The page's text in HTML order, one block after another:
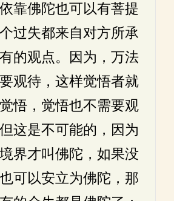
靠佛陀也可以有菩提
过失都来自对方所承
的观点。因为，万法
观待，这样觉悟者就
悟，觉悟也不需要观
这是不可能的，因为
界才叫佛陀，如果没
可以安立为佛陀，那